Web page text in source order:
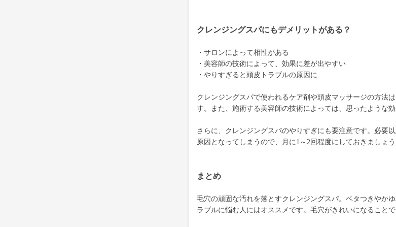
クレンジングスパにもデメリットがある？
・サロンによって相性がある
・美容師の技術によって、効果に差が出やすい
・やりすぎると頭皮トラブルの原因に
クレンジングスパで使われるケア剤や頭皮マッサージの方法
す。また、施術する美容師の技術によっては、思ったような効
さらに、クレンジングスパのやりすぎにも要注意です。必要
原因となってしまうので、月に1～2回程度にしておきましょう
まとめ
毛穴の頑固な汚れを落とすクレンジングスパ。ベタつきやか
ラブルに悩む人にはオススメです。毛穴がきれいになること